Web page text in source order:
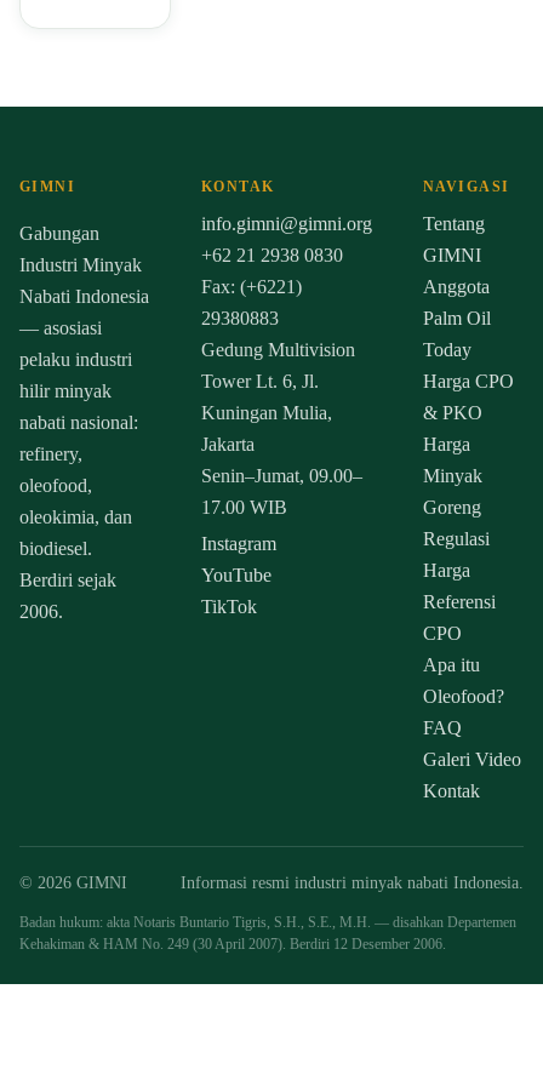
GIMNI
Gabungan
Industri Minyak
Nabati Indonesia
— asosiasi
pelaku industri
hilir minyak
nabati nasional:
refinery,
oleofood,
oleokimia, dan
biodiesel.
Berdiri sejak
2006.
KONTAK
info.gimni@gimni.org
+62 21 2938 0830
Fax: (+6221)
29380883
Gedung Multivision
Tower Lt. 6, Jl.
Kuningan Mulia,
Jakarta
Senin–Jumat, 09.00–
17.00 WIB
Instagram
YouTube
TikTok
NAVIGASI
Tentang
GIMNI
Anggota
Palm Oil
Today
Harga CPO
& PKO
Harga
Minyak
Goreng
Regulasi
Harga
Referensi
CPO
Apa itu
Oleofood?
FAQ
Galeri Video
Kontak
© 2026 GIMNI Informasi resmi industri minyak nabati Indonesia.
Badan hukum: akta Notaris Buntario Tigris, S.H., S.E., M.H. — disahkan Departemen
Kehakiman & HAM No. 249 (30 April 2007). Berdiri 12 Desember 2006.